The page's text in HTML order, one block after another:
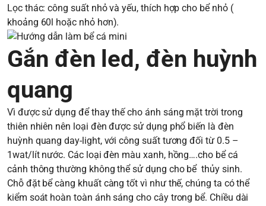
Lọc thác: công suất nhỏ và yếu, thích hợp cho bể nhỏ (
khoảng 60l hoặc nhỏ hơn).
Gắn đèn led, đèn huỳnh
quang
Vì được sử dụng để thay thế cho ánh sáng mặt trời trong
thiên nhiên nên loại đèn được sử dụng phổ biến là đèn
huỳnh quang day-light, với công suất tương đối từ 0.5 –
1wat/lít nước. Các loại đèn màu xanh, hồng….cho bể cá
cảnh thông thường không thể sử dụng cho bể thủy sinh.
Chỗ đặt bể càng khuất càng tốt vì như thế, chúng ta có thể
kiểm soát hoàn toàn ánh sáng cho cây trong bể. Chiều dài